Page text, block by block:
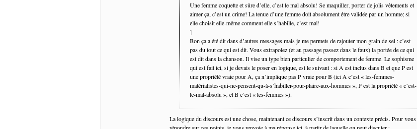
Une femme coquette et sûre d’elle, c’est le mal absolu! Se maquiller, porter de jolis vêtements et
aimer ça, c’est un crime! La tenue d’une femme doit absolument être validée par un homme; si
elle choisit elle-même comment elle s’habille, c’est mal!
]
Bon ça a été dit dans d’autres messages mais je me permets de rajouter mon grain de sel : c’est
pas du tout ce qui est dit. Vous extrapolez (et au passage passez dans le faux) la portée de ce qui
est dit dans la chanson. Il vise un type bien particulier de comportement de femme. Le sophisme
qui est fait ici, si je devais le poser en logique, est le suivant : si A est inclus dans B et que P est
une propriété vraie pour A, ça n’implique pas P vraie pour B (ici A c’est « les-femmes-
matérialistes-qui-ne-pensent-qu-à-s’habiller-pour-plaire-aux-hommes », P est la propriété « c’est-
le-mal-absolu », et B c’est « les-femmes »).
La logique du discours est une chose, maintenant ce discours s’inscrit dans un contexte précis. Pour vous
répondre sur ces points, je vous renvoie à ma réponse ici, à partir de laquelle on peut discuter :